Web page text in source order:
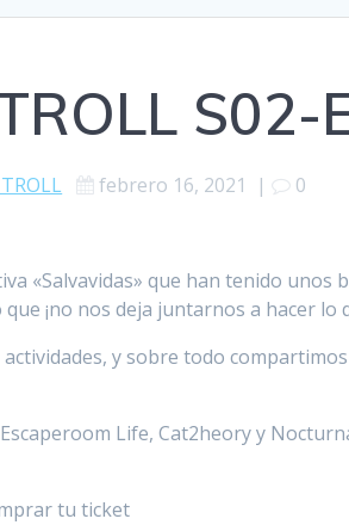
S02-
febrero 16, 2021 | 0
«Salvavidas» que han tenido
¡no nos deja juntarnos a hacer lo
actividades, y sobre todo
Life, Cat2heory y
tu ticket